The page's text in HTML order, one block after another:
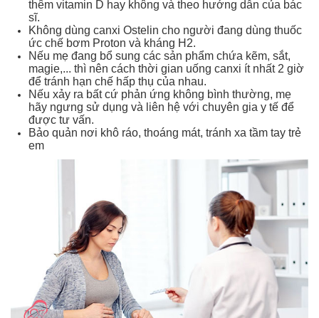
thêm vitamin D hay không và theo hướng dẫn của bác
sĩ.
Không dùng canxi Ostelin cho người đang dùng thuốc
ức chế bơm Proton và kháng H2.
Nếu mẹ đang bổ sung các sản phẩm chứa kẽm, sắt,
magie,... thì nên cách thời gian uống canxi ít nhất 2 giờ
để tránh hạn chế hấp thụ của nhau.
Nếu xảy ra bất cứ phản ứng không bình thường, mẹ
hãy ngưng sử dụng và liên hệ với chuyên gia y tế để
được tư vấn.
Bảo quản nơi khô ráo, thoáng mát, tránh xa tầm tay trẻ
em